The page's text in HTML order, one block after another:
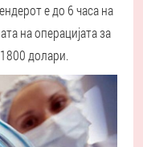
е до 6 часа на
на операцијата за
долари.